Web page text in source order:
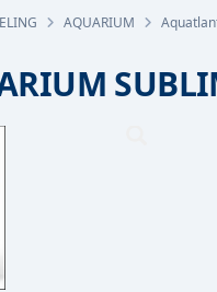
AQUARIUM